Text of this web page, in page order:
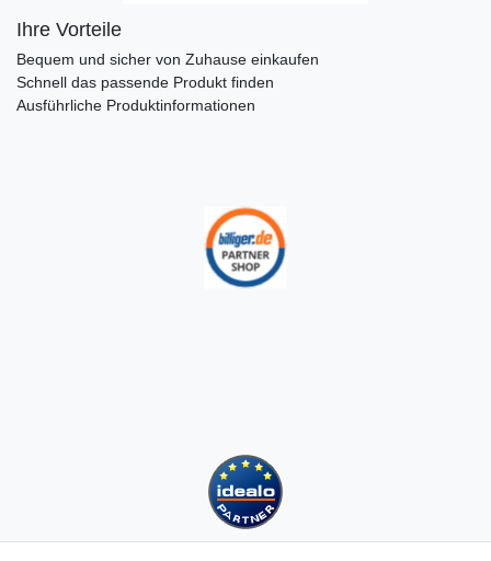
Ihre Vorteile
Bequem und sicher von Zuhause einkaufen
Schnell das passende Produkt finden
Ausführliche Produktinformationen